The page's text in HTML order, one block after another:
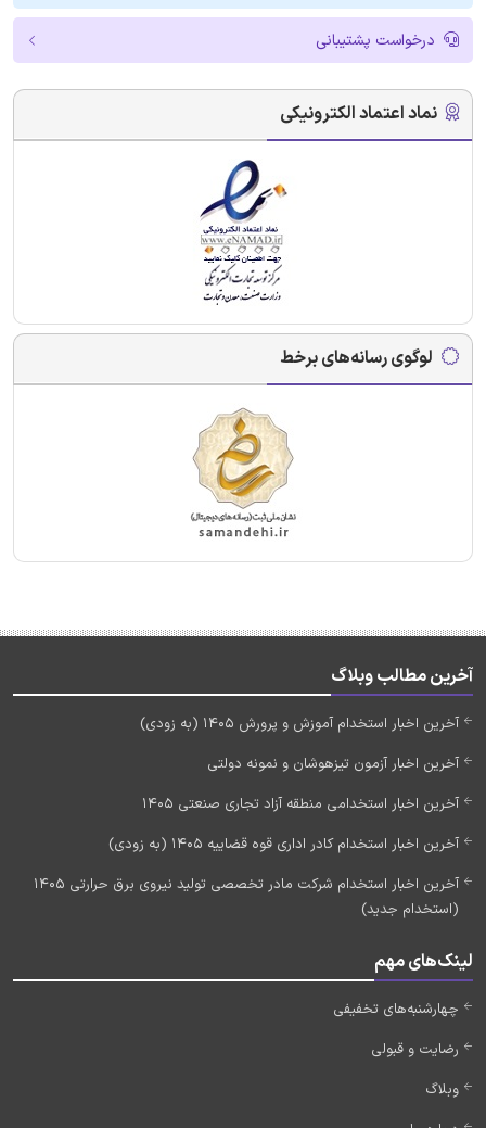
درخواست پشتیبانی
نماد اعتماد الکترونیکی
لوگوی رسانه‌های برخط
آخرین مطالب وبلاگ
آخرین اخبار استخدام آموزش و پرورش 1405 (به زودی)
آخرین اخبار آزمون تیزهوشان و نمونه دولتی
آخرین اخبار استخدامی منطقه آزاد تجاری صنعتی 1405
آخرین اخبار استخدام کادر اداری قوه قضاییه 1405 (به زودی)
آخرین اخبار استخدام شرکت مادر تخصصی تولید نیروی برق حرارتی 1405
(استخدام جدید)
لینک‌های مهم
چهارشنبه‌های تخفیفی
رضایت و قبولی
وبلاگ